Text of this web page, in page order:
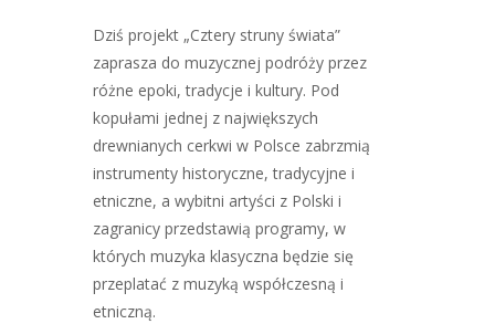
Dziś projekt „Cztery struny świata”
zaprasza do muzycznej podróży przez
różne epoki, tradycje i kultury. Pod
kopułami jednej z największych
drewnianych cerkwi w Polsce zabrzmią
instrumenty historyczne, tradycyjne i
etniczne, a wybitni artyści z Polski i
zagranicy przedstawią programy, w
których muzyka klasyczna będzie się
przeplatać z muzyką współczesną i
etniczną.